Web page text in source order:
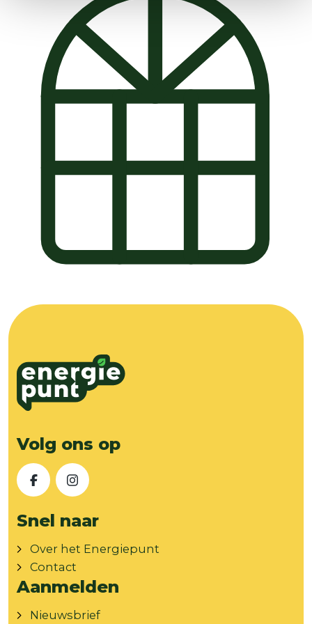
Volg ons op
FacebookInstagram
Snel naar
Over het Energiepunt
Contact
Aanmelden
Nieuwsbrief